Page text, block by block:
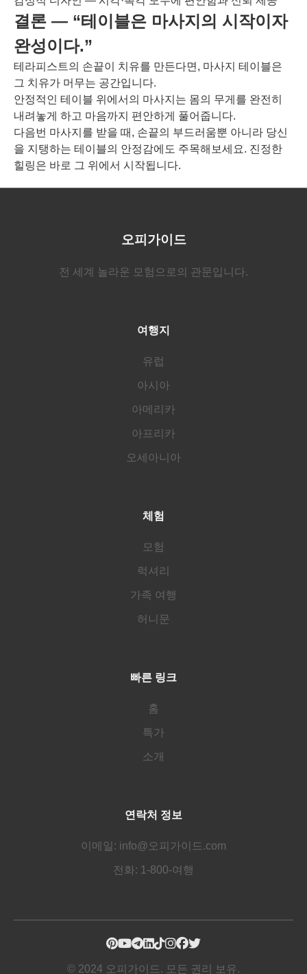
결론 — “테이블은 마사지의 시작이자
완성이다.”
테라피스트의 손끝이 치유를 만든다면, 마사지 테이블은
그 치유가 머무는 공간입니다.
안정적인 테이블 위에서의 마사지는 몸의 무게를 완전히
내려놓게 하고 마음까지 편안하게 풀어줍니다.
다음번 마사지를 받을 때, 손끝의 부드러움뿐 아니라 당신
을 지탱하는 테이블의 안정감에도 주목해보세요. 진정한
힐링은 바로 그 위에서 시작됩니다.
오피가이드
전 세계 놀라운 모험으로의 관문입니다.
여행지
유럽
아시아
아메리카
아프리카
오세아니아
체험
모험
럭셔리
가족 여행
허니문
빠른 링크
홈
특가
소개
연락처 정보
이메일: info@오피가이드.com
전화: 1-800-여행
© 2024 오피가이드. 모든 권리 보유.